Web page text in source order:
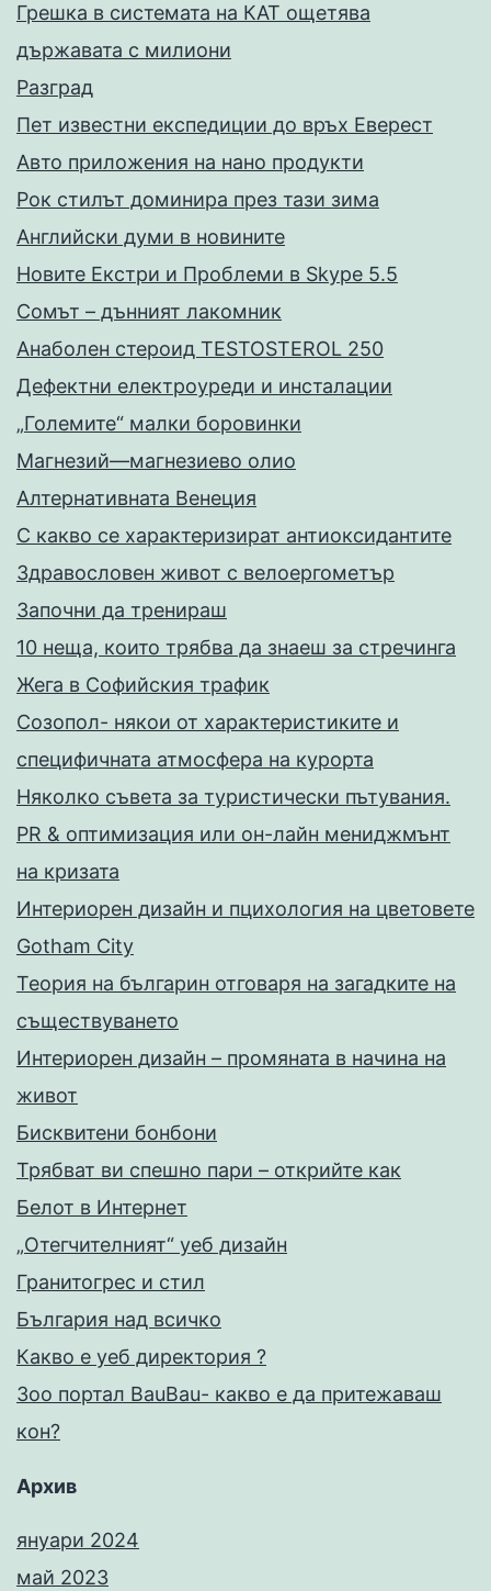
Грешка в системата на КАТ ощетява
държавата с милиони
Разград
Пет известни експедиции до връх Еверест
Авто приложения на нано продукти
Рок стилът доминира през тази зима
Английски думи в новините
Новите Екстри и Проблеми в Skype 5.5
Сомът – дънният лакомник
Анаболен стероид TESTOSTEROL 250
Дефектни електроуреди и инсталации
„Големите“ малки боровинки
Магнезий—магнезиево олио
Алтернативната Венеция
С какво се характеризират антиоксидантите
Здравословен живот с велоергометър
Запoчни да тренираш
10 неща, които трябва да знаеш за стречинга
Жега в Софийския трафик
Созопол- някои от характеристиките и
специфичната атмосфера на курорта
Няколко съвета за туристически пътувания.
PR & оптимизация или он-лайн мениджмънт
на кризата
Интериорен дизайн и пцихология на цветовете
Gotham City
Теория на българин отговаря на загадките на
съществуването
Интериорен дизайн – промяната в начина на
живот
Бисквитени бонбони
Трябват ви спешно пари – открийте как
Белот в Интернет
„Отегчителният“ уеб дизайн
Гранитогрес и стил
България над всичко
Какво е уеб директория ?
Зоо портал BauBau- какво е да притежаваш
кон?
Архив
януари 2024
май 2023